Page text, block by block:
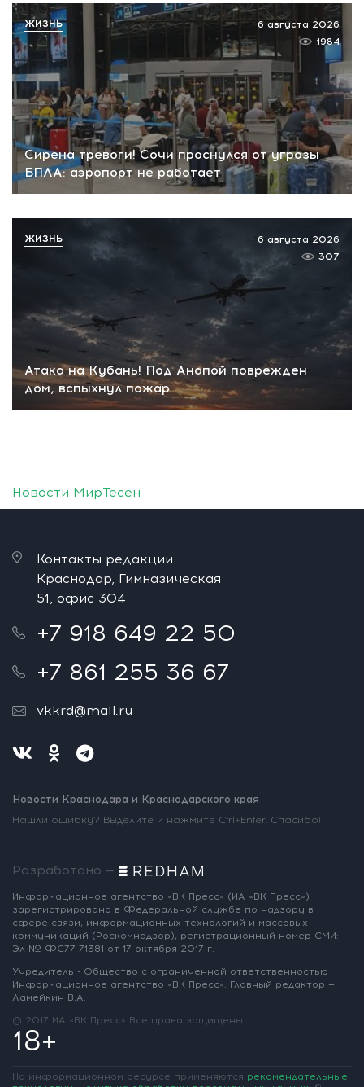
Сирена тревоги! Сочи проснулся от угрозы
БПЛА: аэропорт не работает
6 августа 2026
1984
ЖИЗНЬ
Атака на Кубань! Под Анапой поврежден
дом, вспыхнул пожар
6 августа 2026
307
ЖИЗНЬ
Новости МирТесен
Контакты редакции:
Краснодар, Гимназическая
51, офис 304
+7 918 649 22 50
+7 861 255 36 67
vkkrd@mail.ru
Новости Краснодара и Краснодарского края
Нашли ошибку? Выделите и нажмите Ctrl+Enter. Спасибо!
Разработано —
Информационное агентство «ВК Пресс» (ИА «ВК Пресс»)
зарегистрировано в Федеральной службе по надзору в
сфере связи, информационных технологий и массовых
коммуникаций (Роскомнадзор), регистрационный номер СМИ:
Эл № ФС77-71381 от 17 октября 2017 г.
Учредитель - Общество с ограниченной ответственностью
Информационное агентство «ВК Пресс».
Главный редактор —
Ламейкин В.А.
@ 2017 ИА «ВК Пресс» Все права защищены
18+
На информационном ресурсе применяются рекомендательные